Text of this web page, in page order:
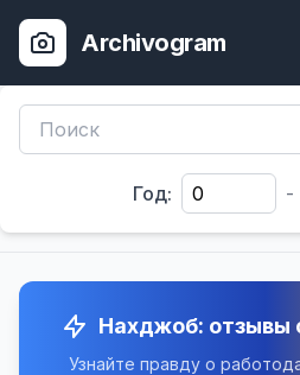
Archivogram
Год: -
Нахджоб: отзывы
Узнайте правду о